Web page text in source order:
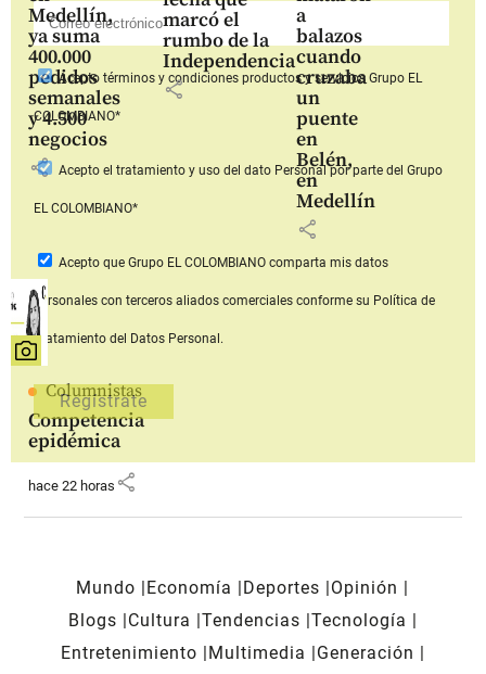
Medellín,
ya suma
400.000
pedidos
semanales
y 4.500
negocios
share
marcó el
rumbo de la
Independencia
share
a
balazos
cuando
cruzaba
un
puente
en
Belén,
en
Medellín
share
Columnistas
Competencia
epidémica
hace 22 horas share
Aceptotérminos y condiciones productos y serviciosGrupo EL
COLOMBIANO*
Acepto el tratamiento y uso del dato Personal por parte del Grupo
EL COLOMBIANO*
Acepto que Grupo EL COLOMBIANOcomparta mis datos
personales con terceros aliados comerciales conforme su Política de
Tratamiento del Datos Personal.
Mundo Economía Deportes
Opinión
Blogs
Cultura Tendencias Tecnología
Entretenimiento
Multimedia
Generación